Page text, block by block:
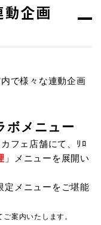
企画
で様々な連動企画
ボメニュー
フェ店舗にて、ﾘﾛ
」メニューを展開い
定メニューをご堪能
案内いたします。